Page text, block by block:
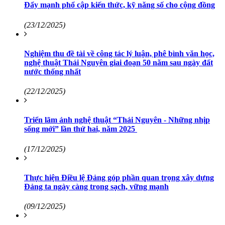
Đẩy mạnh phổ cập kiến thức, kỹ năng số cho cộng đồng
(23/12/2025)
Nghiệm thu đề tài về công tác lý luận, phê bình văn học,
nghệ thuật Thái Nguyên giai đoạn 50 năm sau ngày đất
nước thống nhất
(22/12/2025)
Triển lãm ảnh nghệ thuật “Thái Nguyên - Những nhịp
sống mới” lần thứ hai, năm 2025
(17/12/2025)
Thực hiện Điều lệ Đảng góp phần quan trọng xây dựng
Đảng ta ngày càng trong sạch, vững mạnh
(09/12/2025)